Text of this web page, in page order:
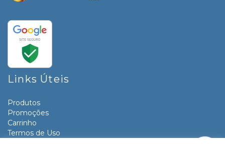
Links Úteis
Produtos
Promoções
Carrinho
Termos de Uso